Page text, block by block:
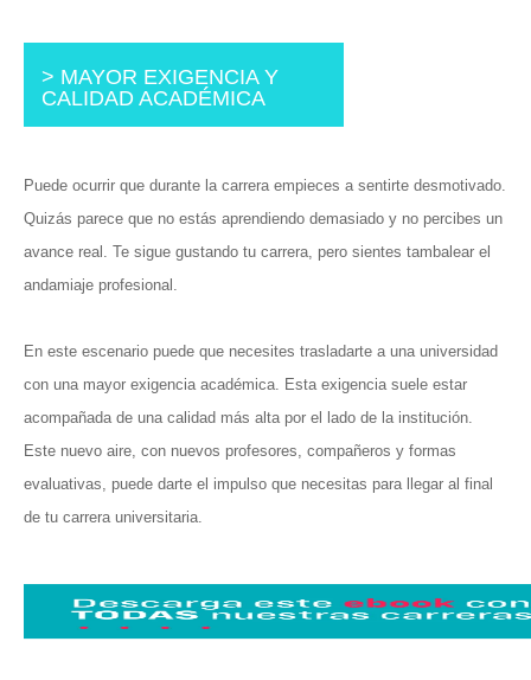
> MAYOR EXIGENCIA Y
CALIDAD ACADÉMICA
Puede ocurrir que durante la carrera empieces a sentirte desmotivado.
Quizás parece que no estás aprendiendo demasiado y no percibes un
avance real. Te sigue gustando tu carrera, pero sientes tambalear el
andamiaje profesional.
En este escenario puede que necesites trasladarte a una universidad
con una mayor exigencia académica. Esta exigencia suele estar
acompañada de una calidad más alta por el lado de la institución.
Este nuevo aire, con nuevos profesores, compañeros y formas
evaluativas, puede darte el impulso que necesitas para llegar al final
de tu carrera universitaria.